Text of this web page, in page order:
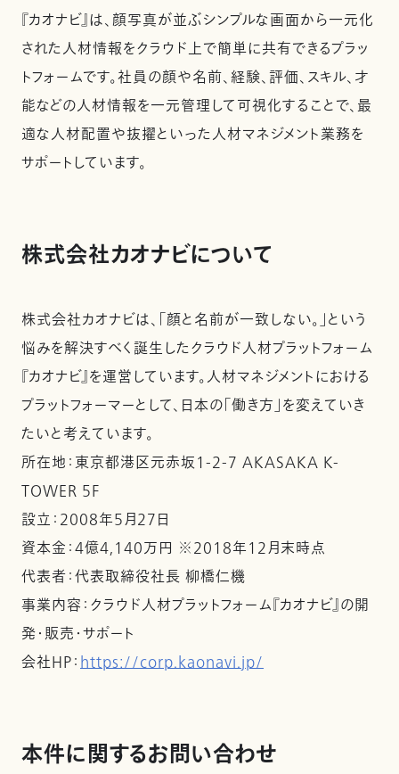
『カオナビ』は、顔写真が並ぶシンプルな画面から一元化
された人材情報をクラウド上で簡単に共有できるプラッ
トフォームです。社員の顔や名前、経験、評価、スキル、才
能などの人材情報を一元管理して可視化することで、最
適な人材配置や抜擢といった人材マネジメント業務を
サポートしています。
株式会社カオナビについて
株式会社カオナビは、「顔と名前が一致しない。」という
悩みを解決すべく誕生したクラウド人材プラットフォーム
『カオナビ』を運営しています。人材マネジメントにおける
プラットフォーマーとして、日本の「働き方」を変えていき
たいと考えています。
所在地：東京都港区元赤坂1-2-7 AKASAKA K-
TOWER 5F
設立：2008年5月27日
資本金：4億4,140万円 ※2018年12月末時点
代表者：代表取締役社長 柳橋仁機
事業内容：クラウド人材プラットフォーム『カオナビ』の開
発・販売・サポート
会社HP：https://corp.kaonavi.jp/
本件に関するお問い合わせ